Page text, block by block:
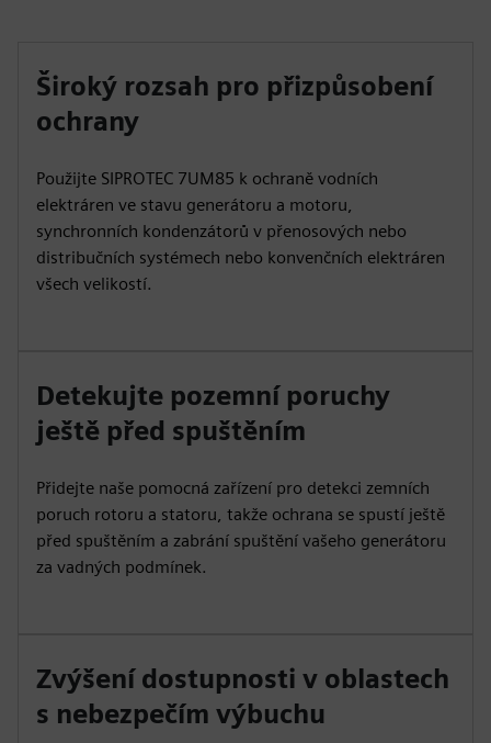
Široký rozsah pro přizpůsobení
ochrany
Použijte SIPROTEC 7UM85 k ochraně vodních
elektráren ve stavu generátoru a motoru,
synchronních kondenzátorů v přenosových nebo
distribučních systémech nebo konvenčních elektráren
všech velikostí.
Detekujte pozemní poruchy
ještě před spuštěním
Přidejte naše pomocná zařízení pro detekci zemních
poruch rotoru a statoru, takže ochrana se spustí ještě
před spuštěním a zabrání spuštění vašeho generátoru
za vadných podmínek.
Zvýšení dostupnosti v oblastech
s nebezpečím výbuchu